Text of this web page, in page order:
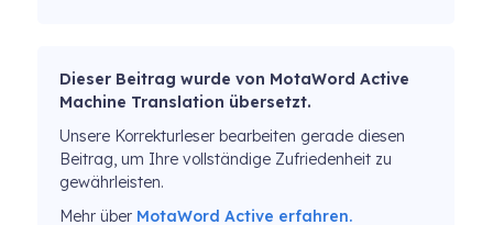
Dieser Beitrag wurde von MotaWord Active
Machine Translation übersetzt.
Unsere Korrekturleser bearbeiten gerade diesen
Beitrag, um Ihre vollständige Zufriedenheit zu
gewährleisten.
Mehr über MotaWord Active erfahren.